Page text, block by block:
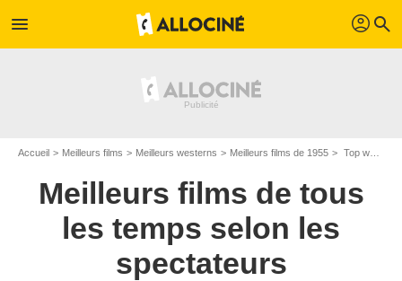
menu profil search
Accueil Meilleurs films Meilleurs westerns Meilleurs films de 1955 Top westerns de 1955
Meilleurs films de tous
les temps selon les
spectateurs